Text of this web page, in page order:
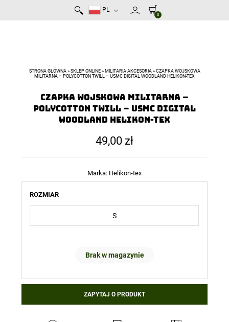
PL
0
STRONA GŁÓWNA» SKLEP ONLINE» MILITARIA AKCESORIA» CZAPKA WOJSKOWA
MILITARNA – POLYCOTTON TWILL – USMC DIGITAL WOODLAND HELIKON-TEX
Czapka wojskowa militarna –
PolyCotton Twill – USMC Digital
Woodland Helikon-Tex
49,00 zł
Marka: Helikon-tex
ROZMIAR
Brak w magazynie
ZAPYTAJ O PRODUKT